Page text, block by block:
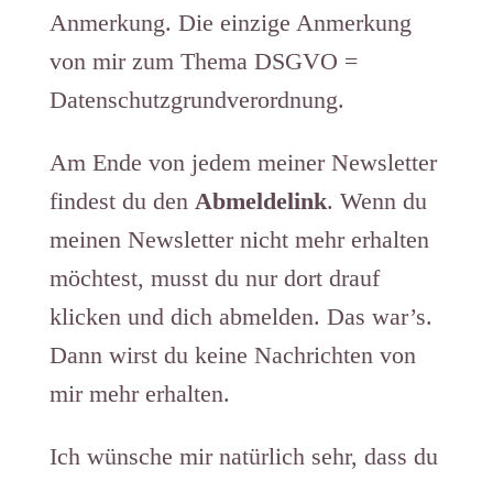
Anmerkung. Die einzige Anmerkung
von mir zum Thema DSGVO =
Datenschutzgrundverordnung.
Am Ende von jedem meiner Newsletter
findest du den Abmeldelink. Wenn du
meinen Newsletter nicht mehr erhalten
möchtest, musst du nur dort drauf
klicken und dich abmelden. Das war’s.
Dann wirst du keine Nachrichten von
mir mehr erhalten.
Ich wünsche mir natürlich sehr, dass du